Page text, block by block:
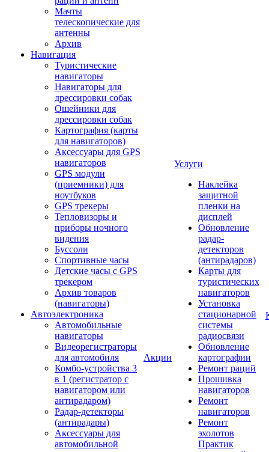
Мачты
телескопические для
антенны
Архив
Навигация
Туристические
навигаторы
Навигаторы для
дрессировки собак
Ошейники для
дрессировки собак
Картография (карты
для навигаторов)
Аксессуары для GPS
навигаторов
GPS модули
(приемники) для
ноутбуков
GPS трекеры
Тепловизоры и
приборы ночного
видения
Буссоли
Спортивные часы
Детские часы с GPS
трекером
Архив товаров
(навигаторы)
Автоэлектроника
Автомобильные
навигаторы
Видеорегистраторы
для автомобиля
Комбо-устройства 3
в 1 (регистратор с
навигатором или
антирадаром)
Радар-детекторы
(антирадары)
Аксессуары для
автомобильной
Акции
Услуги
Наклейка
защитной
пленки на
дисплей
Обновление
радар-
детекторов
(антирадаров)
Карты для
туристических
навигаторов
Установка
стационарной
системы
радиосвязи
Обновление
картографии
Ремонт раций
Прошивка
навигаторов
Ремонт
навигаторов
Ремонт
эхолотов
Практик